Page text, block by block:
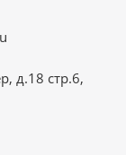
д.18 стр.6,